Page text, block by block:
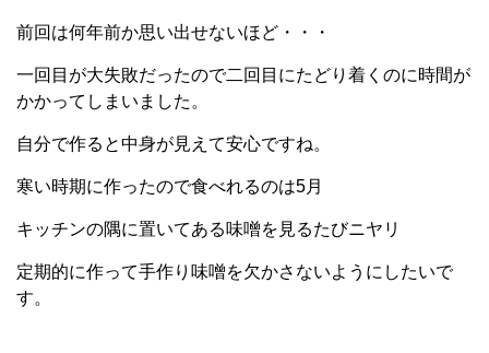
前回は何年前か思い出せないほど・・・
一回目が大失敗だったので二回目にたどり着くのに時間が
かかってしまいました。
自分で作ると中身が見えて安心ですね。
寒い時期に作ったので食べれるのは5月
キッチンの隅に置いてある味噌を見るたびニヤリ
定期的に作って手作り味噌を欠かさないようにしたいで
す。